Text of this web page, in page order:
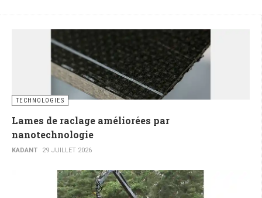
TECHNOLOGIES
Lames de raclage améliorées par
nanotechnologie
KADANT 29 JUILLET 2026